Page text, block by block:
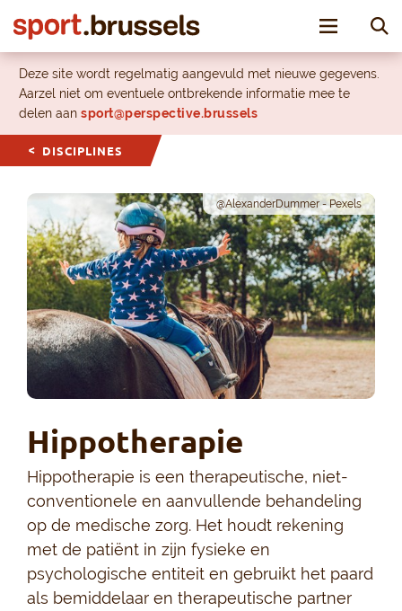
Toggle
Deze site wordt regelmatig aangevuld met nieuwe gegevens.
Aarzel niet om eventuele ontbrekende informatie mee te
delen aan sport@perspective.brussels
DISCIPLINES
@AlexanderDummer - Pexels
Hippotherapie
Hippotherapie is een therapeutische, niet-
conventionele en aanvullende behandeling
op de medische zorg. Het houdt rekening
met de patiënt in zijn fysieke en
psychologische entiteit en gebruikt het paard
als bemiddelaar en therapeutische partner